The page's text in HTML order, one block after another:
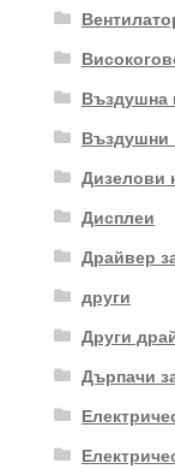
Въздушна
Въздушни
Дизелови
Дисплеи
Драйвер
други
Други
Дърпачи